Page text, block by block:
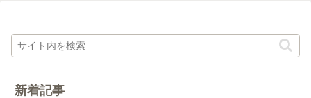
新着記事